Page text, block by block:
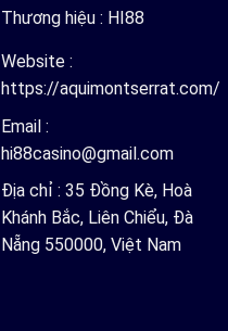
Thương hiệu : HI88
Website :
https://aquimontserrat.com/
Email :
hi88casino@gmail.com
Địa chỉ : 35 Đồng Kè, Hoà
Khánh Bắc, Liên Chiểu, Đà
Nẵng 550000, Việt Nam